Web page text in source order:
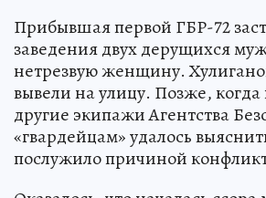
Прибывшая первой ГБР-72
заведения двух дерущихся
нетрезвую женщину.
вывели на улицу. Позже,
другие экипажи Агентства
«гвардейцам» удалось
послужило причиной